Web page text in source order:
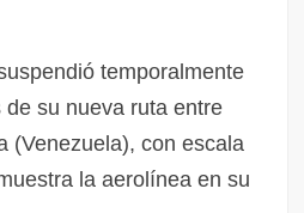
temporalmente
de su nueva ruta entre
(Venezuela), con escala
la aerolínea en su